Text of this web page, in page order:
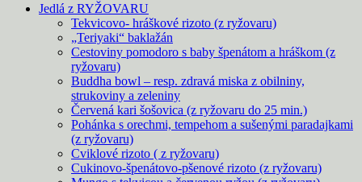
Jedlá z RYŽOVARU
Tekvicovo- hráškové rizoto (z ryžovaru)
„Teriyaki“ baklažán
Cestoviny pomodoro s baby špenátom a hráškom (z
ryžovaru)
Buddha bowl – resp. zdravá miska z obilniny,
strukoviny a zeleniny
Červená kari šošovica (z ryžovaru do 25 min.)
Pohánka s orechmi, tempehom a sušenými paradajkami
(z ryžovaru)
Cviklové rizoto ( z ryžovaru)
Cukinovo-špenátovo-pšenové rizoto (z ryžovaru)